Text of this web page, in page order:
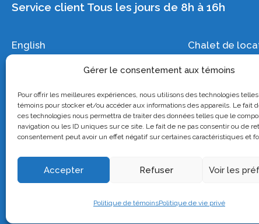
Gérer le consentement aux témoins
Pour offrir les meilleures expériences, nous utilisons des technologies
témoins pour stocker et/ou accéder aux informations des appareils. Le fait
ces technologies nous permettra de traiter des données telles que le
navigation ou les ID uniques sur ce site. Le fait de ne pas consentir ou de
consentement peut avoir un effet négatif sur certaines caractéristiques et
Accepter Refuser Voir les
Politique de témoinsPolitique de vie privé
Service client Tous les jours de 8h à 16h
English
Nous joindre
Chalet de
Groupes
Copyright © 2022 Conçu et